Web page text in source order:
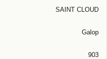
SAINT CLOUD
Galop
903